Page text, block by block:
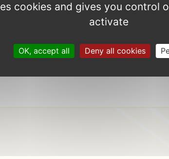
Gallésie en fête 2025
cookies and gives you control
activate
OK, accept all Deny all cookies